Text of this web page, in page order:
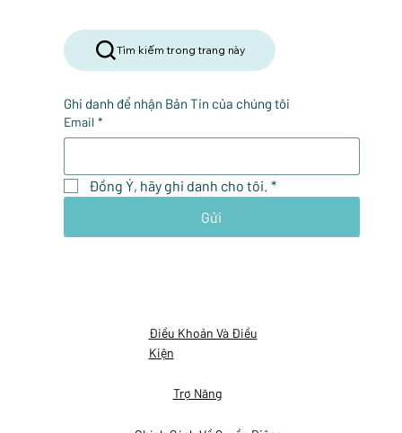
Điều Khoản Và Điều
Kiện
Trợ Năng
Tìm kiếm trong trang này
Ghi danh để nhận Bản Tin của chúng tôi
Email *
Đồng Ý, hãy ghi danh cho tôi. *
Gửi